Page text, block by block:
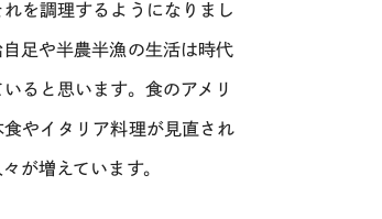
を調理するようになりまし
足や半農半漁の生活は時代
ると思います。食のアメリ
やイタリア料理が見直され
が増えています。